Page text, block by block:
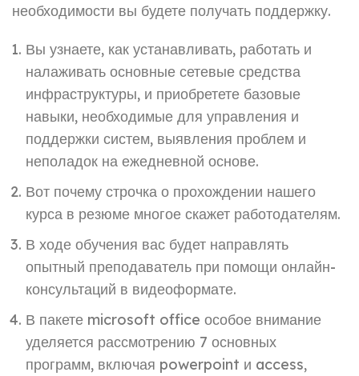
необходимости вы будете получать поддержку.
Вы узнаете, как устанавливать, работать и
налаживать основные сетевые средства
инфраструктуры, и приобретете базовые
навыки, необходимые для управления и
поддержки систем, выявления проблем и
неполадок на ежедневной основе.
Вот почему строчка о прохождении нашего
курса в резюме многое скажет работодателям.
В ходе обучения вас будет направлять
опытный преподаватель при помощи онлайн-
консультаций в видеоформате.
В пакете microsoft office особое внимание
уделяется рассмотрению 7 основных
программ, включая powerpoint и access,